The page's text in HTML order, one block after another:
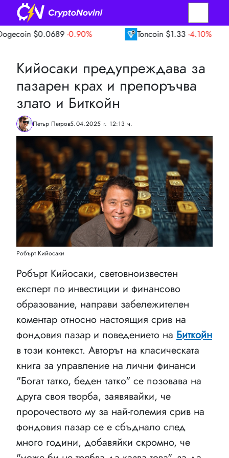
-0.90% Toncoin $1.33 -4.10%
Кийосаки предупреждава за
пазарен крах и препоръчва
злато и Биткойн
Петър Петров5.04.2025 г. 12:13 ч.
Робърт Кийосаки
Робърт Кийосаки, световноизвестен
експерт по инвестиции и финансово
образование, направи забележителен
коментар относно настоящия срив на
фондовия пазар и поведението на Биткойн
в този контекст. Авторът на класическата
книга за управление на лични финанси
"Богат татко, беден татко" се позовава на
друга своя творба, заявявайки, че
пророчеството му за най-големия срив на
фондовия пазар се е сбъднало след
много години, добавяйки скромно, че